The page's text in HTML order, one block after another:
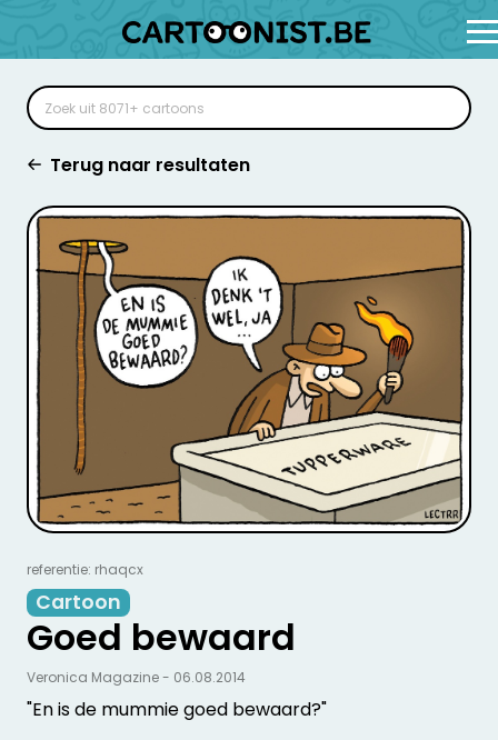
Terug naar resultaten
referentie: rhaqcx
Cartoon
Goed bewaard
"En is de mummie goed bewaard?"
Veronica Magazine - 06.08.2014